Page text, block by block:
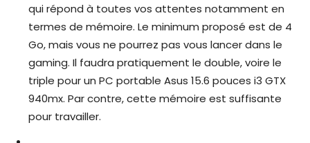
qui répond à toutes vos attentes notamment en
termes de mémoire. Le minimum proposé est de 4
Go, mais vous ne pourrez pas vous lancer dans le
gaming. Il faudra pratiquement le double, voire le
triple pour un PC portable Asus 15.6 pouces i3 GTX
940mx. Par contre, cette mémoire est suffisante
pour travailler.